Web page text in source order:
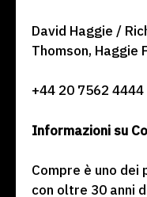
David Haggie /
Thomson, Haggie
+44 20 7562 4444
Informazioni su
Compre è uno
con oltre 30 anni